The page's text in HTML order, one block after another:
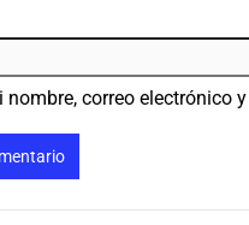
nombre, correo electrónico